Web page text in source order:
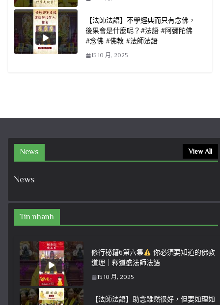
【法師法語】不學經典而只有念佛，
後果會是什麼呢？#法語 #阿彌陀佛
#念佛 #佛教 #法師法語
15 10 月, 2025
News View All
News
Tin nhanh
修行秘籍6第六集
你必須要知道的佛教
道理｜釋道盛法師法語
15 10 月, 2025
【法師法語】助念雖然很好，但要如理如